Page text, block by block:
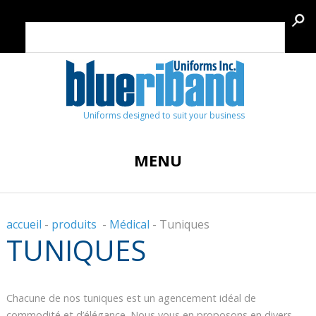
Uniforms designed to suit your business
MENU
accueil - produits - Médical - Tuniques
TUNIQUES
Chacune de nos tuniques est un agencement idéal de